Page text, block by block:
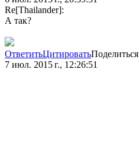
Re[Thailander]:
А так?
ОтветитьЦитироватьПоделиться
7 июл. 2015 г., 12:26:51